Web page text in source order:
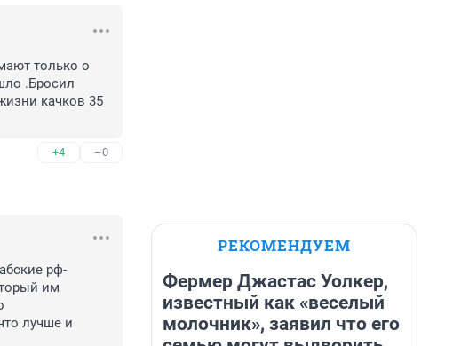
только о
.Бросил
качков 35
+4 –0
рф-
им
лучше и
РЕКОМЕНДУЕМ
Фермер Джастас Уолкер,
известный как «веселый
молочник», заявил что его